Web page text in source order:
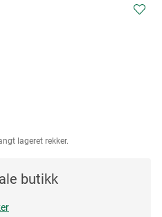
lageret rekker.
butikk